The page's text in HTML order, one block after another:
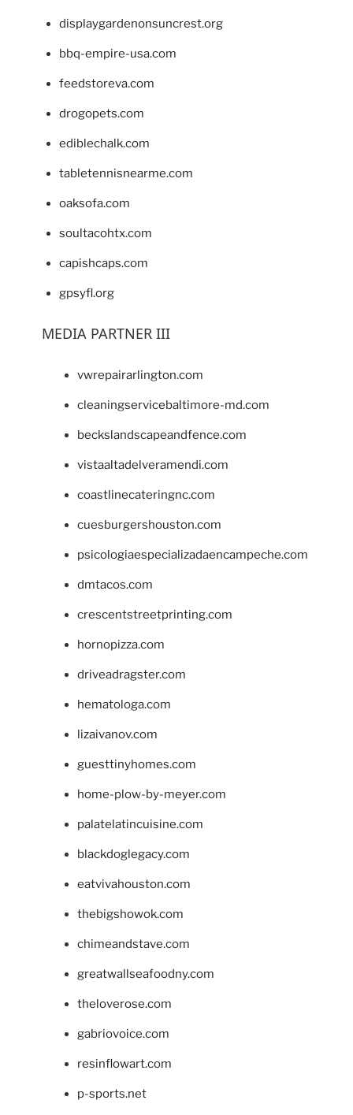
displaygardenonsuncrest.org
bbq-empire-usa.com
feedstoreva.com
drogopets.com
ediblechalk.com
tabletennisnearme.com
oaksofa.com
soultacohtx.com
capishcaps.com
gpsyfl.org
MEDIA PARTNER III
vwrepairarlington.com
cleaningservicebaltimore-md.com
beckslandscapeandfence.com
vistaaltadelveramendi.com
coastlinecateringnc.com
cuesburgershouston.com
psicologiaespecializadaencampeche.com
dmtacos.com
crescentstreetprinting.com
hornopizza.com
driveadragster.com
hematologa.com
lizaivanov.com
guesttinyhomes.com
home-plow-by-meyer.com
palatelatincuisine.com
blackdoglegacy.com
eatvivahouston.com
thebigshowok.com
chimeandstave.com
greatwallseafoodny.com
theloverose.com
gabriovoice.com
resinflowart.com
p-sports.net